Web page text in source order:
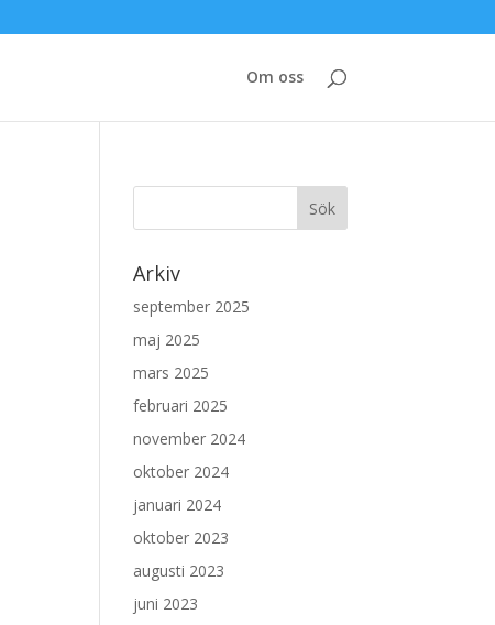
Om oss
Arkiv
september 2025
maj 2025
mars 2025
februari 2025
november 2024
oktober 2024
januari 2024
oktober 2023
augusti 2023
juni 2023